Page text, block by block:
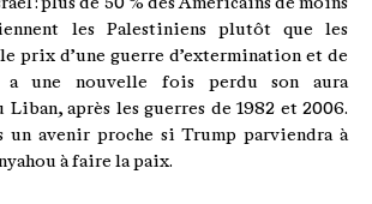
les Palestiniens plutôt que les
prix d’une guerre d’extermination et de
a une nouvelle fois perdu son aura
après les guerres de 1982 et 2006.
un avenir proche si Trump parviendra à
à faire la paix.